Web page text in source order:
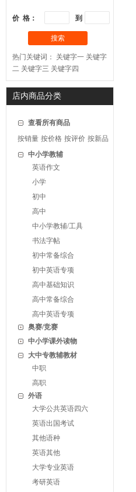
价 格： 到
搜索
热门关键词： 关键字一 关键字
二 关键字三 关键字四
店内商品分类
查看所有商品
按销量 按价格 按评价 按新品
中小学教辅
英语作文
小学
初中
高中
中小学教辅/工具
书法字帖
初中常备综合
初中英语专项
高中基础知识
高中常备综合
高中英语专项
奥赛/竞赛
中小学课外读物
大中专教辅教材
中职
高职
外语
大学公共英语四六
英语出国考试
其他语种
英语其他
大学专业英语
考研英语